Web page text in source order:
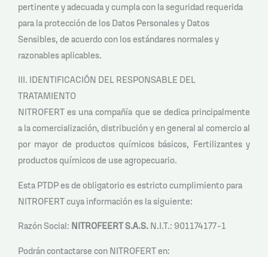
pertinente y adecuada y cumpla con la seguridad requerida
para la protección de los Datos Personales y Datos
Sensibles, de acuerdo con los estándares normales y
razonables aplicables.
III. IDENTIFICACIÓN DEL RESPONSABLE DEL
TRATAMIENTO
NITROFERT es una compañía que se dedica principalmente
a la comercialización, distribución y en general al comercio al
por mayor de productos químicos básicos, Fertilizantes y
productos químicos de use agropecuario.
Esta PTDP es de obligatorio es estricto cumplimiento para
NITROFERT cuya información es la siguiente:
Razón Social: NITROFEERT S.A.S. N.I.T.: 901174177-1
Podrán contactarse con NITROFERT en: